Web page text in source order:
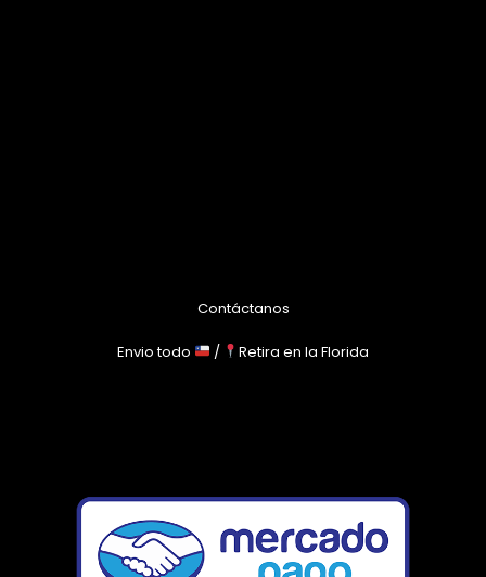
Contáctanos
Envio todo / Retira en la Florida